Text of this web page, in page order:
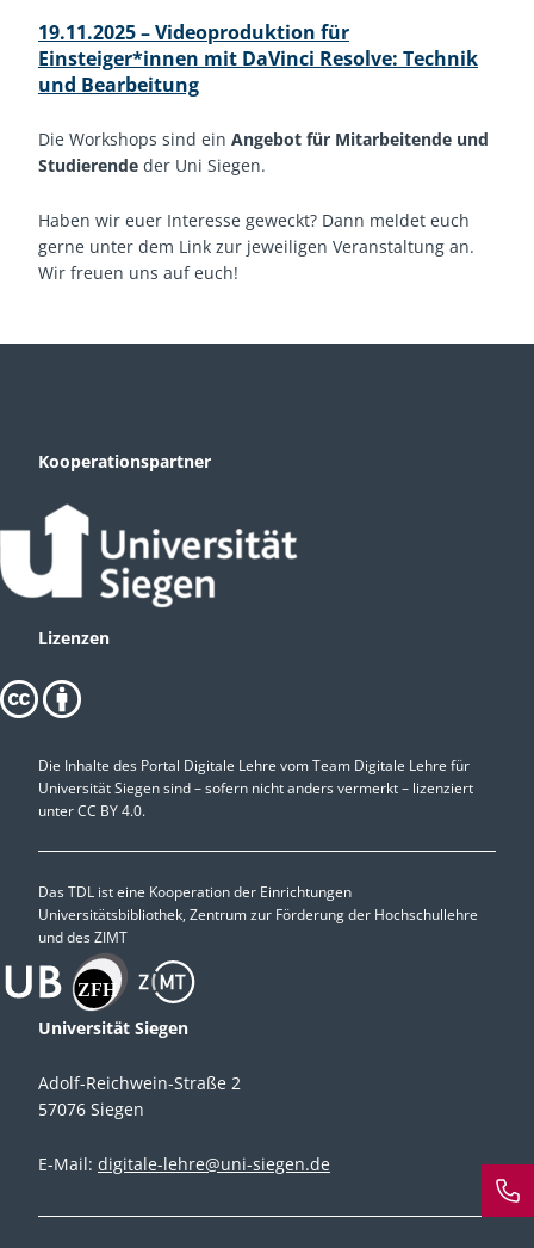
19.11.2025 – Videoproduktion für
Einsteiger*innen mit DaVinci Resolve: Technik
und Bearbeitung
Die Workshops sind ein Angebot für Mitarbeitende und
Studierende der Uni Siegen.
Haben wir euer Interesse geweckt? Dann meldet euch
gerne unter dem Link zur jeweiligen Veranstaltung an.
Wir freuen uns auf euch!
Kooperationspartner
Lizenzen
Die Inhalte des Portal Digitale Lehre vom Team Digitale Lehre für
Universität Siegen sind – sofern nicht anders vermerkt – lizenziert
unterCC BY 4.0.
Das TDL ist eine Kooperation der Einrichtungen
Universitätsbibliothek, Zentrum zur Förderung der Hochschullehre
und des ZIMT
Universität Siegen
Adolf-Reichwein-Straße 2
57076 Siegen
E-Mail: digitale-lehre@uni-siegen.de